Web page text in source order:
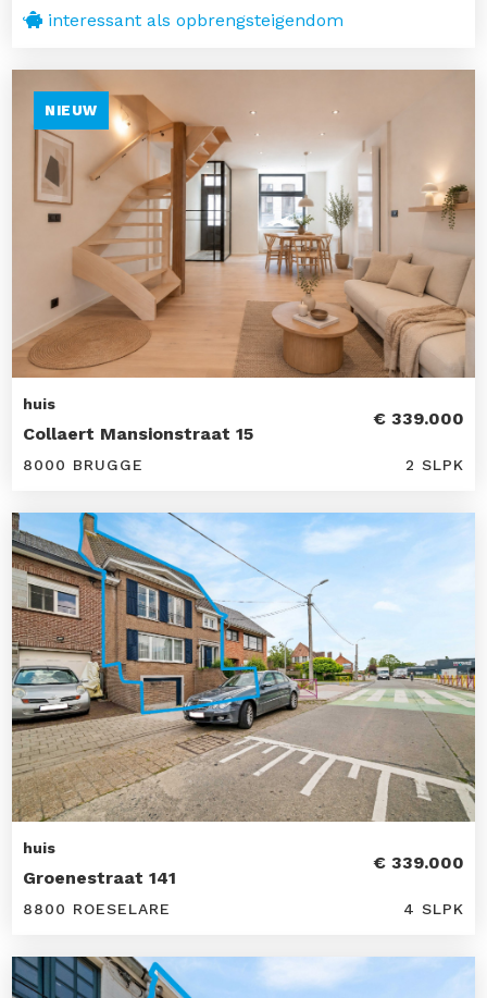
interessant als opbrengsteigendom
NIEUW
huis
Collaert Mansionstraat 15
€ 339.000
8000 BRUGGE 2 SLPK
huis
Groenestraat 141
€ 339.000
8800 ROESELARE 4 SLPK